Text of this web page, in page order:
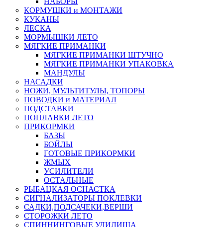
КОРМУШКИ и МОНТАЖИ
КУКАНЫ
ЛЕСКА
МОРМЫШКИ ЛЕТО
МЯГКИЕ ПРИМАНКИ
МЯГКИЕ ПРИМАНКИ ШТУЧНО
МЯГКИЕ ПРИМАНКИ УПАКОВКА
МАНДУЛЫ
НАСАДКИ
НОЖИ, МУЛЬТИТУЛЫ, ТОПОРЫ
ПОВОДКИ и МАТЕРИАЛ
ПОДСТАВКИ
ПОПЛАВКИ ЛЕТО
ПРИКОРМКИ
БАЗЫ
БОЙЛЫ
ГОТОВЫЕ ПРИКОРМКИ
ЖМЫХ
УСИЛИТЕЛИ
ОСТАЛЬНЫЕ
РЫБАЦКАЯ ОСНАСТКА
СИГНАЛИЗАТОРЫ ПОКЛЕВКИ
САДКИ,ПОДСАЧЕКИ,ВЕРШИ
СТОРОЖКИ ЛЕТО
СПИННИНГОВЫЕ УДИЛИЩА